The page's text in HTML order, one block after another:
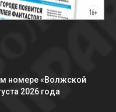
номере «Волжской
2026 года